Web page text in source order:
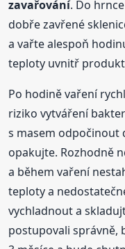
zavařování. Do
dobře zavřené
a vařte alespoň
teploty uvnitř
Po hodině vaření
riziko vytváření
s masem odpočinout
opakujte. Rozhodně
a během vaření
teploty a
vychladnout a
postupovali správně,